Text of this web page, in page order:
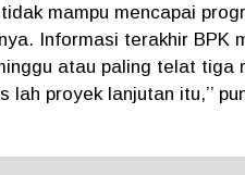
mampu mencapai
Informasi terakhir
atau paling telat tiga
lah proyek lanjutan itu,’’